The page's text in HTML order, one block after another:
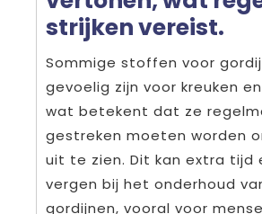
strijken vereist.
Sommige stoffen voor
gevoelig zijn voor kreuken
wat betekent dat ze
gestreken moeten worden
uit te zien. Dit kan extra tijd
vergen bij het onderhoud
gordijnen, vooral voor